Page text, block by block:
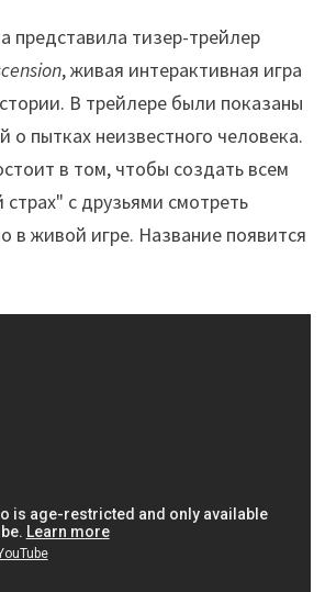
представила тизер-трейлер
, живая интерактивная игра
В трейлере были показаны
о пытках неизвестного человека.
в том, чтобы создать всем
с друзьями смотреть
в живой игре. Название появится